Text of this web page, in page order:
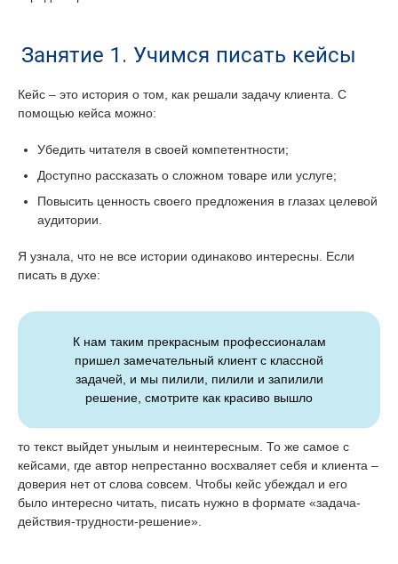
Занятие 1. Учимся писать кейсы
Кейс – это история о том, как решали задачу клиента. С
помощью кейса можно:
Убедить читателя в своей компетентности;
Доступно рассказать о сложном товаре или услуге;
Повысить ценность своего предложения в глазах целевой
аудитории.
Я узнала, что не все истории одинаково интересны. Если
писать в духе:
К нам таким прекрасным профессионалам
пришел замечательный клиент с классной
задачей, и мы пилили, пилили и запилили
решение, смотрите как красиво вышло
то текст выйдет унылым и неинтересным. То же самое с
кейсами, где автор непрестанно восхваляет себя и клиента –
доверия нет от слова совсем. Чтобы кейс убеждал и его
было интересно читать, писать нужно в формате «задача-
действия-трудности-решение».